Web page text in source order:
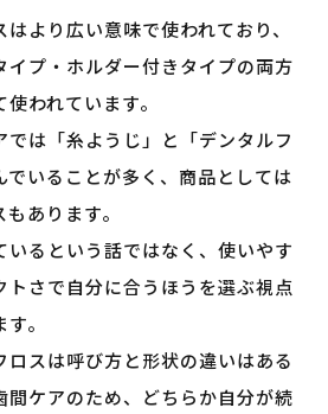
より広い意味で使われており、
イプ・ホルダー付きタイプの両方
われています。
では「糸ようじ」と「デンタルフ
でいることが多く、商品としては
あります。
いるという話ではなく、使いやす
トさで自分に合うほうを選ぶ視点
。
ロスは呼び方と形状の違いはある
間ケアのため、どちらか自分が続